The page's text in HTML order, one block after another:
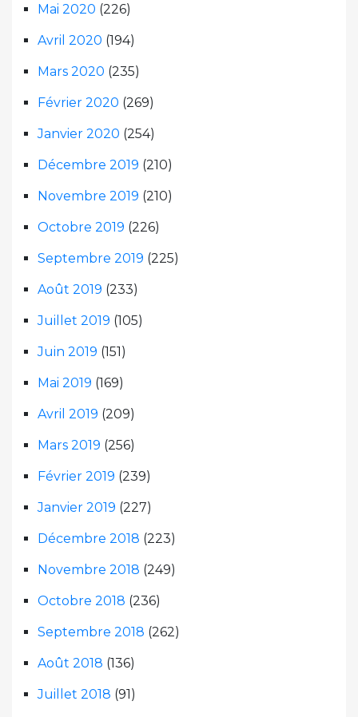
Mai 2020 (226)
Avril 2020 (194)
Mars 2020 (235)
Février 2020 (269)
Janvier 2020 (254)
Décembre 2019 (210)
Novembre 2019 (210)
Octobre 2019 (226)
Septembre 2019 (225)
Août 2019 (233)
Juillet 2019 (105)
Juin 2019 (151)
Mai 2019 (169)
Avril 2019 (209)
Mars 2019 (256)
Février 2019 (239)
Janvier 2019 (227)
Décembre 2018 (223)
Novembre 2018 (249)
Octobre 2018 (236)
Septembre 2018 (262)
Août 2018 (136)
Juillet 2018 (91)